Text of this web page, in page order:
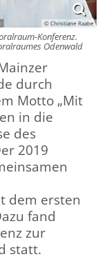
© Christiane Raabe
Konferenz.
Odenwald
durch
Motto „Mit
in die
des
2019
dem ersten
fand
zur
statt.